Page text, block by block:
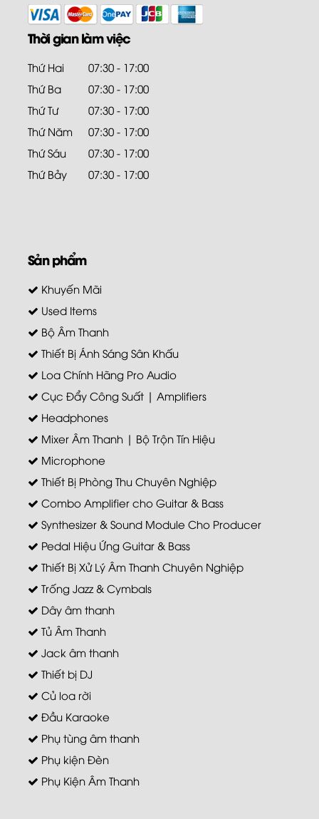
Thời gian làm việc
Thứ Hai
07:30 - 17:00
Thứ Ba
07:30 - 17:00
Thứ Tư
07:30 - 17:00
Thứ Năm
07:30 - 17:00
Thứ Sáu
07:30 - 17:00
Thứ Bảy
07:30 - 17:00
Sản phẩm
Khuyến Mãi
Used Items
Bộ Âm Thanh
Thiết Bị Ánh Sáng Sân Khấu
Loa Chính Hãng Pro Audio
Cục Đẩy Công Suất | Amplifiers
Headphones
Mixer Âm Thanh | Bộ Trộn Tín Hiệu
Microphone
Thiết Bị Phòng Thu Chuyên Nghiệp
Combo Amplifier cho Guitar & Bass
Synthesizer & Sound Module Cho Producer
Pedal Hiệu Ứng Guitar & Bass
Thiết Bị Xử Lý Âm Thanh Chuyên Nghiệp
Trống Jazz & Cymbals
Dây âm thanh
Tủ Âm Thanh
Jack âm thanh
Thiết bị DJ
Củ loa rời
Đầu Karaoke
Phụ tùng âm thanh
Phụ kiện Đèn
Phụ Kiện Âm Thanh